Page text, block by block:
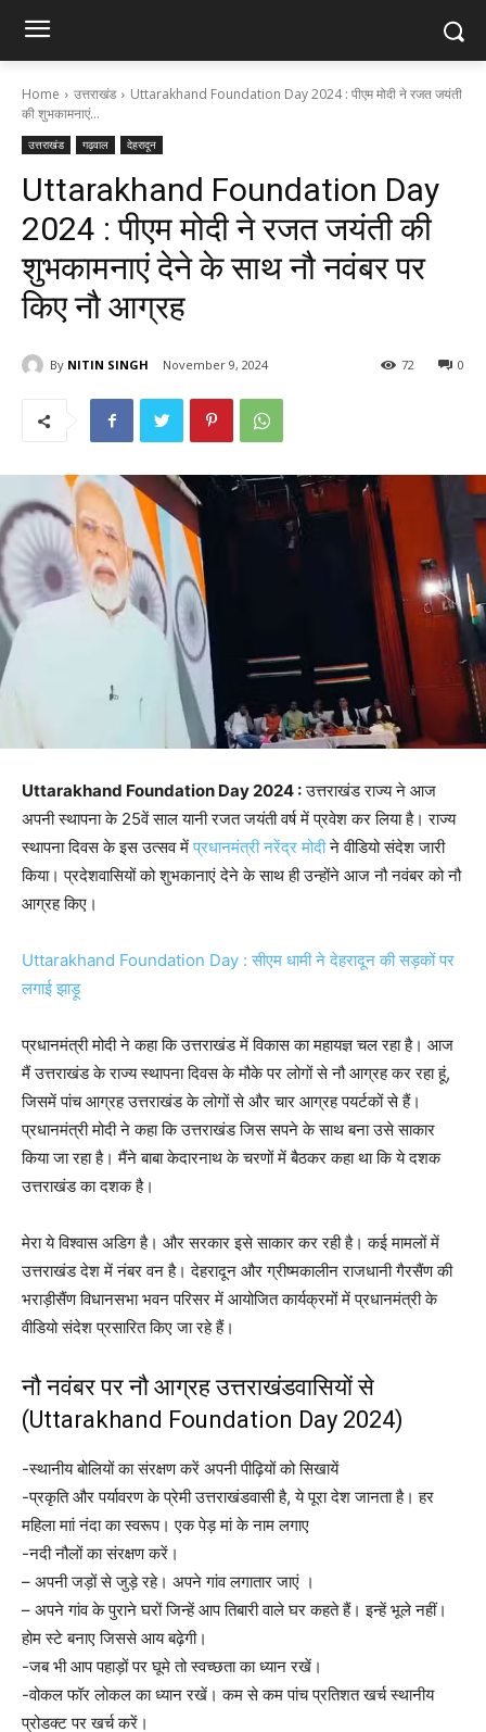
Home उत्तराखंड
Uttarakhand Foundation Day 2024 : पीएम मोदी ने रजत जयंती
की शुभकामनाएं...
उत्तराखंड गढ़वाल देहरादून
Uttarakhand Foundation Day
2024 : पीएम मोदी ने रजत जयंती की
शुभकामनाएं देने के साथ नौ नवंबर पर
किए नौ आग्रह
By NITIN SINGH November 9, 2024 0
72
Uttarakhand Foundation Day 2024 :उत्तराखंड राज्य ने आज
अपनी स्थापना के 25वें साल यानी रजत जयंती वर्ष में प्रवेश कर लिया है। राज्य
स्थापना दिवस के इस उत्सव मेंप्रधानमंत्री नरेंद्र मोदीने वीडियो संदेश जारी
किया। प्रदेशवासियों को शुभकानाएं देने के साथ ही उन्होंने आज नौ नवंबर को नौ
आग्रह किए।
Uttarakhand Foundation Day : सीएम धामी ने देहरादून की सड़कों पर
लगाई झाड़ू
प्रधानमंत्री मोदी ने कहा कि उत्तराखंड में विकास का महायज्ञ चल रहा है। आज
मैं उत्तराखंड के राज्य स्थापना दिवस के मौके पर लोगों से नौ आग्रह कर रहा हूं,
जिसमें पांच आग्रह उत्तराखंड के लोगों से और चार आग्रह पयर्टकों से हैं।
प्रधानमंत्री मोदी ने कहा कि उत्तराखंड जिस सपने के साथ बना उसे साकार
किया जा रहा है। मैंने बाबा केदारनाथ के चरणों में बैठकर कहा था कि ये दशक
उत्तराखंड का दशक है।
मेरा ये विश्वास अडिग है। और सरकार इसे साकार कर रही है। कई मामलों में
उत्तराखंड देश में नंबर वन है। देहरादून और ग्रीष्मकालीन राजधानी गैरसैंण की
भराड़ीसैंण विधानसभा भवन परिसर में आयोजित कार्यक्रमों में प्रधानमंत्री के
वीडियो संदेश प्रसारित किए जा रहे हैं।
नौ नवंबर पर नौ आग्रह उत्तराखंडवासियों से
(Uttarakhand Foundation Day 2024)
-स्थानीय बोलियों का संरक्षण करें अपनी पीढ़ियों को सिखायें
-प्रकृति और पर्यावरण के प्रेमी उत्तराखंडवासी है, ये पूरा देश जानता है। हर
महिला माां नंदा का स्वरूप। एक पेड़ मां के नाम लगाए
-नदी नौलों का संरक्षण करें।
– अपनी जड़ों से जुड़े रहे। अपने गांव लगातार जाएं ।
– ⁠अपने गांव के पुराने घरों जिन्हें आप तिबारी वाले घर कहते हैं। इन्हें भूले नहीं।
होम स्टे बनाए जिससे आय बढ़ेगी।
-जब भी आप पहाड़ों पर घूमे तो स्वच्छता का ध्यान रखें।
-वोकल फॉर लोकल का ध्यान रखें। कम से कम पांच प्रतिशत खर्च स्थानीय
प्रोडक्ट पर खर्च करें।